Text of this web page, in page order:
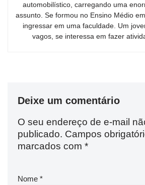
automobilístico, carregando uma
assunto. Se formou no Ensino Médio
ingressar em uma faculdade. Um
vagos, se interessa em fazer
Deixe um comentário
O seu endereço de e-mail
publicado. Campos
marcados com *
Nome *